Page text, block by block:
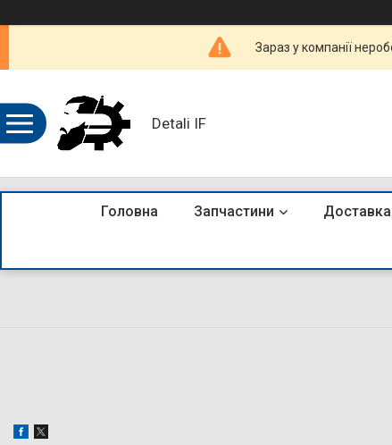
Зараз у компанії
Detali IF
Головна Запчастини